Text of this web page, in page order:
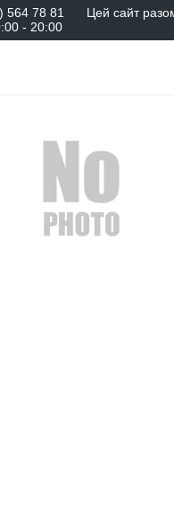
564 78 81
- 20:00
Цей сайт